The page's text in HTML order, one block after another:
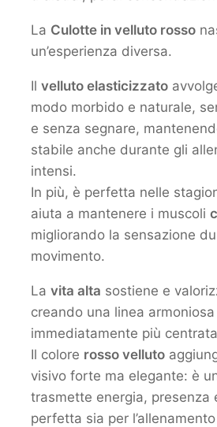
La Culotte in velluto rosso
un’esperienza diversa.
Il velluto elasticizzato
modo morbido e naturale,
e senza segnare,
stabile anche durante gli
intensi.
In più, è perfetta nelle
aiuta a mantenere i muscoli
migliorando la sensazione
movimento.
La vita alta sostiene e
creando una linea
immediatamente più
Il colore rosso velluto
visivo forte ma elegante: è
trasmette energia, presenza
perfetta sia per